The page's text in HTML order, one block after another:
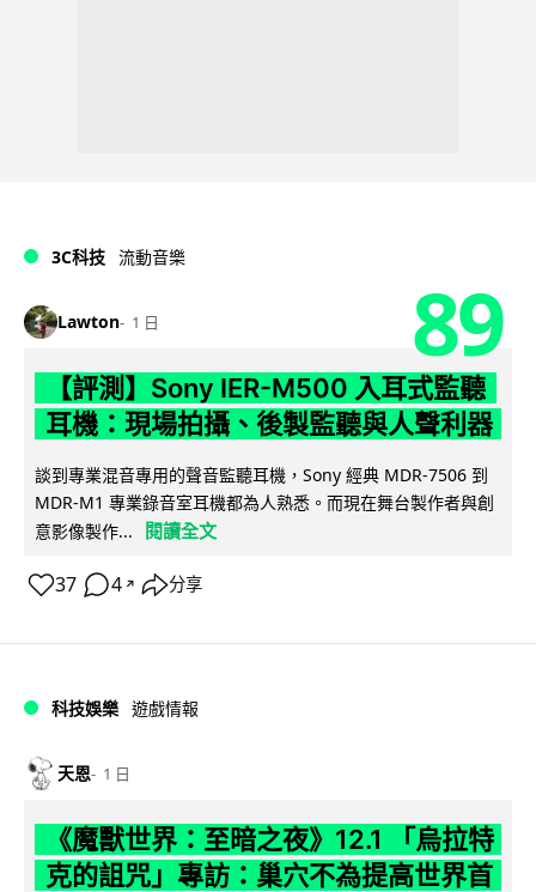
3C科技 流動音樂
Lawton 1 日 89
【評測】Sony IER-M500 入耳式監聽
耳機：現場拍攝、後製監聽與人聲利器
談到專業混音專用的聲音監聽耳機，Sony 經典 MDR-7506 到
MDR-M1 專業錄音室耳機都為人熟悉。而現在舞台製作者與創
意影像製作...
閱讀全文
37 4 ↗ 分享
科技娛樂 遊戲情報
天恩 1 日
《魔獸世界：至暗之夜》12.1 「烏拉特
克的詛咒」專訪：巢穴不為提高世界首